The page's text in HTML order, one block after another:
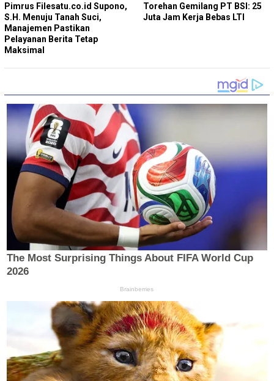
Pimrus Filesatu.co.id Supono,
S.H. Menuju Tanah Suci,
Manajemen Pastikan
Pelayanan Berita Tetap
Maksimal
Torehan Gemilang PT BSI: 25
Juta Jam Kerja Bebas LTI